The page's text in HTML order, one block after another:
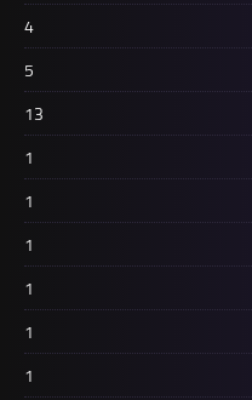
4
5
13
1
1
1
1
1
1